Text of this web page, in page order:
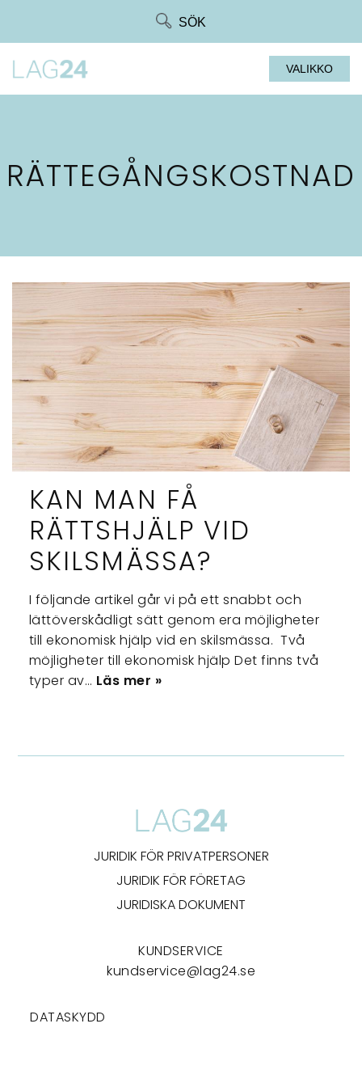
SÖK
VALIKKO
RÄTTEGÅNGSKOSTNAD
KAN MAN FÅ
RÄTTSHJÄLP VID
SKILSMÄSSA?
I följande artikel går vi på ett snabbt och
lättöverskådligt sätt genom era möjligheter
till ekonomisk hjälp vid en skilsmässa. Två
möjligheter till ekonomisk hjälp Det finns två
typer av… Läs mer »
JURIDIK FÖR PRIVATPERSONER
JURIDIK FÖR FÖRETAG
JURIDISKA DOKUMENT
KUNDSERVICE
kundservice@lag24.se
DATASKYDD